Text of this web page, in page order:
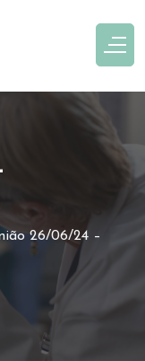
26/06/24 –